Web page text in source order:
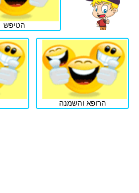
הטיפש
הרופא והשמנה